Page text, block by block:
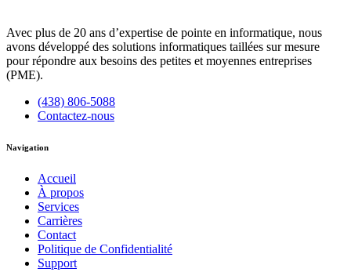
Avec plus de 20 ans d’expertise de pointe en informatique, nous
avons développé des solutions informatiques taillées sur mesure
pour répondre aux besoins des petites et moyennes entreprises
(PME).
(438) 806-5088
Contactez-nous
Navigation
Accueil
À propos
Services
Carrières
Contact
Politique de Confidentialité
Support